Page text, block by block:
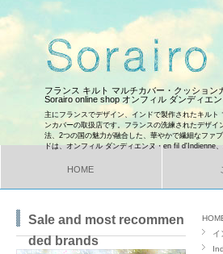
フランス キルト マルチカバー・クッショ
Sorairo online shop オンフィル ダンディエ
主にフランスでデザイン、インドで製作されたキルト
ンカバーの取扱店です。フランスの洗練されたデザイ
法、2つの国の魅力が融合した、華やかで繊細なファ
ドは、オンフィル ダンディエンヌ・en fil d'Indienne
HOME
イ
Sale and most recommen
ded brands